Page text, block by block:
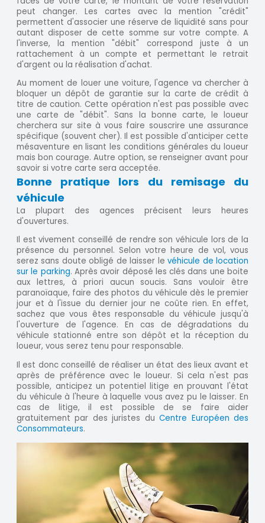
peut changer. Les cartes avec la mention "crédit"
permettent d'associer une réserve de liquidité sans pour
autant disposer de cette somme sur votre compte. A
l'inverse, la mention "débit" correspond juste à un
rattachement à un compte et permettant le retrait
d'argent ou la réalisation d'achat.
Au moment de louer une voiture, l'agence va chercher à
bloquer un dépôt de garantie sur la carte de crédit à
titre de caution. Cette opération n'est pas possible avec
une carte de "débit". Sans la bonne carte, le loueur
cherchera sur site à vous faire souscrire une assurance
spécifique (souvent cher). Il est possible d'anticiper cette
mésaventure en lisant les conditions générales du loueur
mais bon courage. Autre option, se renseigner avant pour
savoir si votre carte sera acceptée.
Bonne pratique lors du remisage du
véhicule
La plupart des agences précisent leurs heures
d'ouvertures.
Il est vivement conseillé de rendre son véhicule lors de la
présence du personnel. Selon votre heure de vol, vous
serez sans doute obligé de laisser levéhicule de location
sur le parking. Après avoir déposé les clés dans une boite
aux lettres, à priori aucun soucis. Sans vouloir être
paranoïaque, faire des photos du véhicule dès le premier
jour et à l'issue du dernier jour ne coûte rien. En effet,
sachez que vous êtes responsable du véhicule jusqu'à
l'ouverture de l'agence. En cas de dégradations du
véhicule stationné entre son dépôt et la réception du
loueur, vous serez tenu pour responsable.
Il est donc conseillé de réaliser un état des lieux avant et
après de préférence avec le loueur. Si cela n'est pas
possible, anticipez un potentiel litige en prouvant l'état
du véhicule à l'heure à laquelle vous avez pu le laisser. En
cas de litige, il est possible de se faire aider
gratuitement par des juristes duCentre Européen des
Consommateurs.